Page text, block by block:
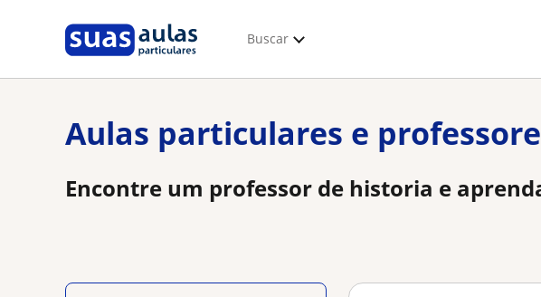
Buscar
Aulas particulares e
Encontre um professor de historia e